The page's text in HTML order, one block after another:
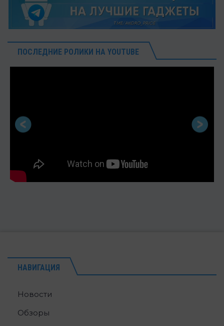
ПОСЛЕДНИЕ РОЛИКИ НА YOUTUBE
НАВИГАЦИЯ
Новости
Обзоры